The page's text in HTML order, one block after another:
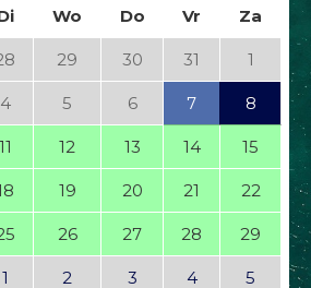
Wo Do Vr Za
29 30 31 1
4 5 6 7 8
11 12 13 14 15
19 20 21 22
26 27 28 29
1 2 3 4 5